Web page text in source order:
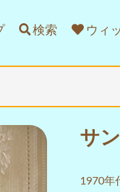
検索 ウィ
サ
1970年